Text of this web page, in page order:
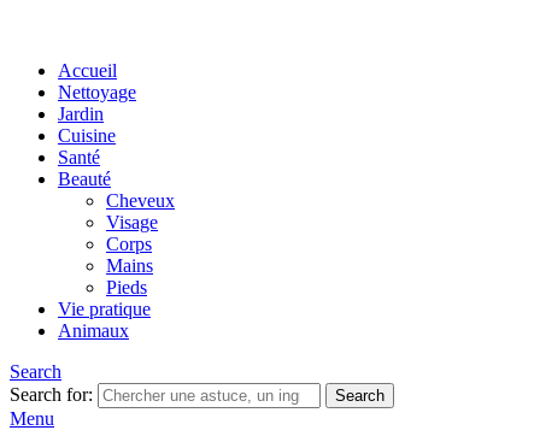
Accueil
Nettoyage
Jardin
Cuisine
Santé
Beauté
Cheveux
Visage
Corps
Mains
Pieds
Vie pratique
Animaux
Search
Search for:
Search
Menu